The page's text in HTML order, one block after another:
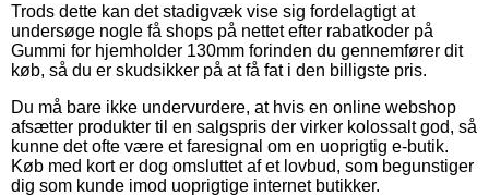
Trods dette kan det stadigvæk vise sig fordelagtigt at
undersøge nogle få shops på nettet efter rabatkoder på
Gummi for hjemholder 130mm forinden du gennemfører dit
køb, så du er skudsikker på at få fat i den billigste pris.
Du må bare ikke undervurdere, at hvis en online webshop
afsætter produkter til en salgspris der virker kolossalt god, så
kunne det ofte være et faresignal om en uoprigtig e-butik.
Køb med kort er dog omsluttet af et lovbud, som begunstiger
dig som kunde imod uoprigtige internet butikker.